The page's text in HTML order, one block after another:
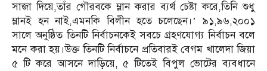
সাজা দিয়ে,তাঁর গৌরবকে ম্লান করার ব্যর্থ চেষ্টা করে,তিনি শুধু
ম্লানই হন নাই,এমনকি বিলীন হতে চলেছেন।’ ৯১,৯৬,২০০১
সালে অনুষ্ঠিত তিনটি নির্বাচনকেই সবচে গ্রহণযোগ্য নির্বাচন বলে
মনে করা হয়।উক্ত তিনটি নির্বাচনে প্রতিবারই বেগম খালেদা জিয়া
৫ টি করে আসনে দাড়িয়ে, ৫ টিতেই বিপুল ভোটের ব্যবধানে